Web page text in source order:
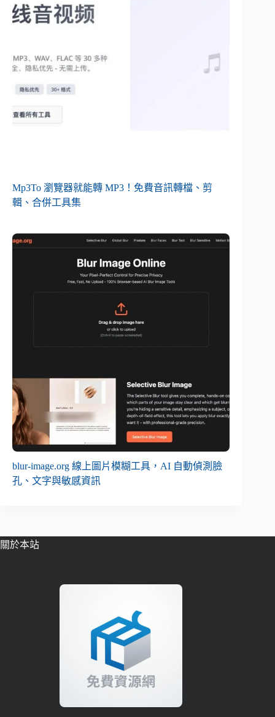
Mp3To 瀏覽器就能轉 MP3！免費音訊轉檔、剪
輯、合併工具集
blur-image.org 線上圖片模糊工具，AI 自動偵測臉
孔、文字與敏感資訊
關於本站